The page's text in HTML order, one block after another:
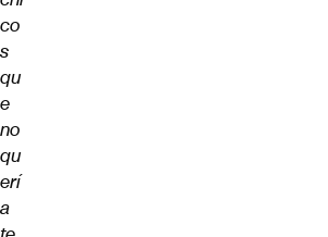
co
s
qu
e
no
qu
erí
a